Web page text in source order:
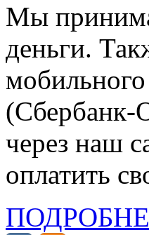
Мы
деньги.
(Сбербанк-
через наш
оплатить